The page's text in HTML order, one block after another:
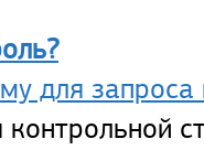
для запроса